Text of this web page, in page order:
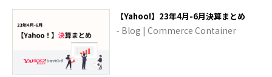
【Yahoo!】23年4月-6月決算まとめ
- Blog | Commerce Container